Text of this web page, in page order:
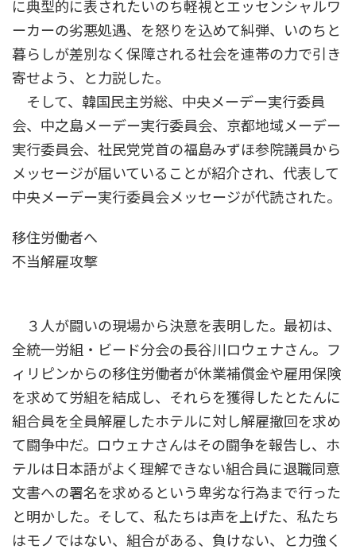
に典型的に表されたいのち軽視とエッセンシャルワ
ーカーの劣悪処遇、を怒りを込めて糾弾、いのちと
暮らしが差別なく保障される社会を連帯の力で引き
寄せよう、と力説した。
そして、韓国民主労総、中央メーデー実行委員
会、中之島メーデー実行委員会、京都地域メーデー
実行委員会、社民党党首の福島みずほ参院議員から
メッセージが届いていることが紹介され、代表して
中央メーデー実行委員会メッセージが代読された。
移住労働者へ
不当解雇攻撃
３人が闘いの現場から決意を表明した。最初は、
全統一労組・ビード分会の長谷川ロウェナさん。フ
ィリピンからの移住労働者が休業補償金や雇用保険
を求めて労組を結成し、それらを獲得したとたんに
組合員を全員解雇したホテルに対し解雇撤回を求め
て闘争中だ。ロウェナさんはその闘争を報告し、ホ
テルは日本語がよく理解できない組合員に退職同意
文書への署名を求めるという卑劣な行為まで行った
と明かした。そして、私たちは声を上げた、私たち
はモノではない、組合がある、負けない、と力強く